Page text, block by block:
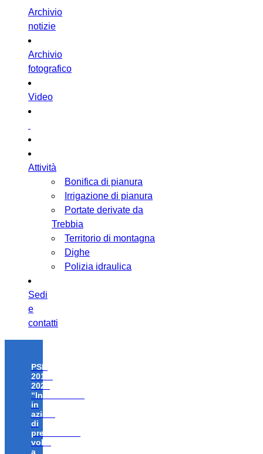
Archivio
notizie
Archivio
fotografico
Video
Attività
Bonifica di pianura
Irrigazione di pianura
Portate derivate da
Trebbia
Territorio di montagna
Dighe
Polizia idraulica
Sedi
e
contatti
PSR
2014-
2020
“Investimenti
in
azioni
di
prevenzione
volte
a